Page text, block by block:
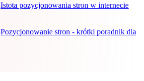
Istota pozycjonowania stron w internecie
Pozycjonowanie stron - krótki poradnik dla